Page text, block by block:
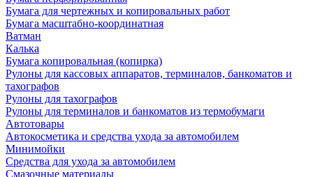
Бумага для чертежных и копировальных работ
Бумага масштабно-координатная
Ватман
Калька
Бумага копировальная (копирка)
Рулоны для кассовых аппаратов, терминалов, банкоматов и
тахографов
Рулоны для тахографов
Рулоны для терминалов и банкоматов из термобумаги
Автотовары
Автокосметика и средства ухода за автомобилем
Минимойки
Средства для ухода за автомобилем
Смазочные материалы